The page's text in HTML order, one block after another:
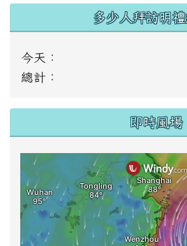
多少人拜訪明
今天：
總計：
即時風場